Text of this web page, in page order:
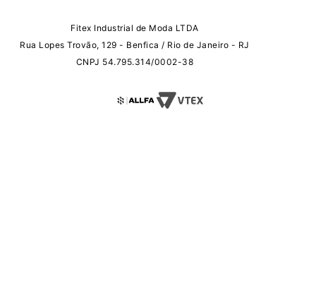
Fitex Industrial de Moda LTDA
Rua Lopes Trovão, 129 - Benfica / Rio de Janeiro - RJ
CNPJ 54.795.314/0002-38